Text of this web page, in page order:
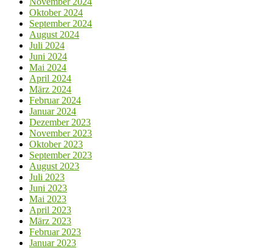
Oktober 2024
September 2024
August 2024
Juli 2024
Juni 2024
Mai 2024
April 2024
März 2024
Februar 2024
Januar 2024
Dezember 2023
November 2023
Oktober 2023
September 2023
August 2023
Juli 2023
Juni 2023
Mai 2023
April 2023
März 2023
Februar 2023
Januar 2023